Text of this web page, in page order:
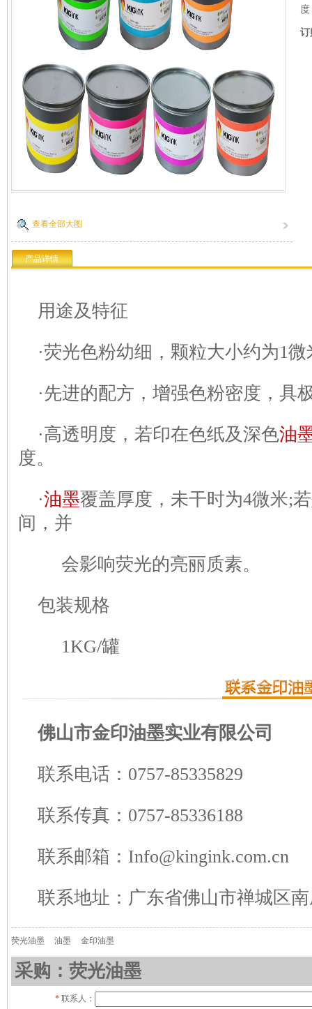
查看全部大图
订
产品详情
用途及特征
·荧光色粉幼细，颗粒大小约为1
·先进的配方，增强色粉密度，具
·高透明度，若印在色纸及深色油
度。
·油墨覆盖厚度，未干时为4微米;
间，并
会影响荧光的亮丽质素。
包装规格
1KG/罐
佛山市金印油墨实业有限公司
联系电话：0757-85335829
联系传真：0757-85336188
联系邮箱：Info@kingink.com.cn
联系地址：广东省佛山市禅城区
荧光油墨 油墨 金印油墨
采购：荧光油墨
* 联系人：